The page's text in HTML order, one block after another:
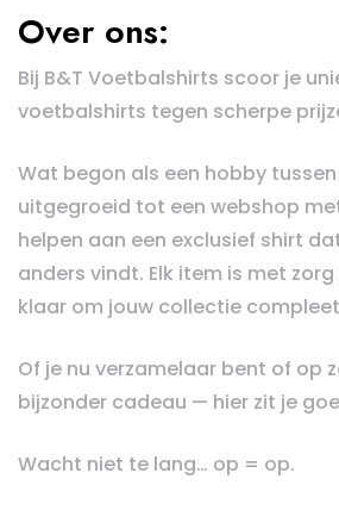
Over ons:
Bij B&T Voetbalshirts scoor je
voetbalshirts tegen scherpe
Wat begon als een hobby
uitgegroeid tot een webshop
helpen aan een exclusief shirt
anders vindt. Elk item is met
klaar om jouw collectie
Of je nu verzamelaar bent of op
bijzonder cadeau — hier zit je
Wacht niet te lang… op = op.